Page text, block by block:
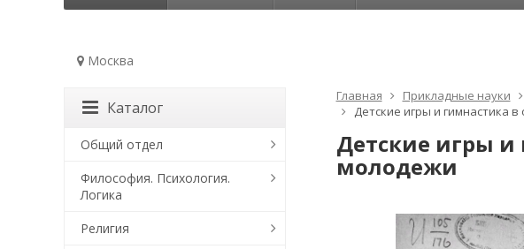
Москва
Главная Прикладные науки
Детские игры и гимнастика
Детские игры и
молодежи
Каталог
Общий отдел
Философия. Психология.
Логика
Религия